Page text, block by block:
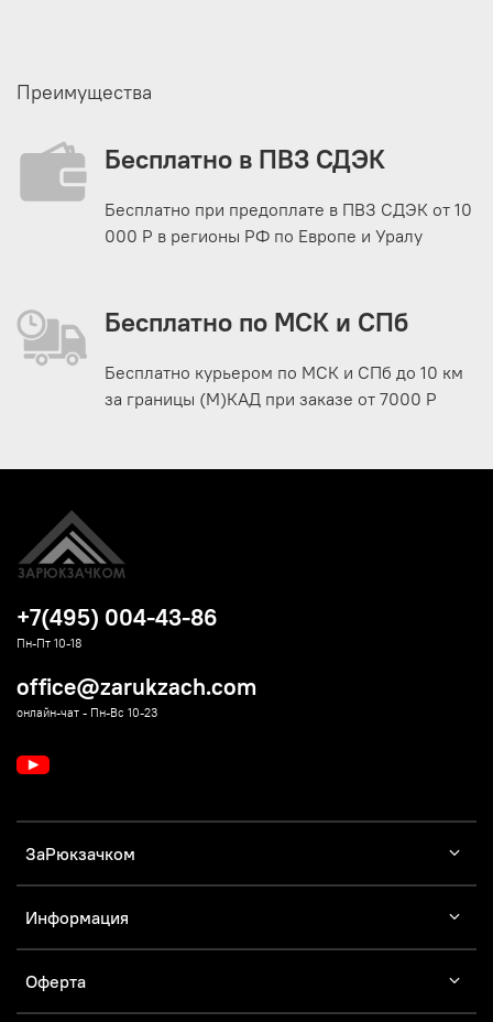
Преимущества
Бесплатно в ПВЗ СДЭК
Бесплатно при предоплате в ПВЗ СДЭК от 10
000 Р в регионы РФ по Европе и Уралу
Бесплатно по МСК и СПб
Бесплатно курьером по МСК и СПб до 10 км
за границы (М)КАД при заказе от 7000 Р
ЗаРюкзачком
Информация
Оферта
+7(495) 004-43-86
Пн-Пт 10-18
office@zarukzach.com
онлайн-чат - Пн-Вс 10-23